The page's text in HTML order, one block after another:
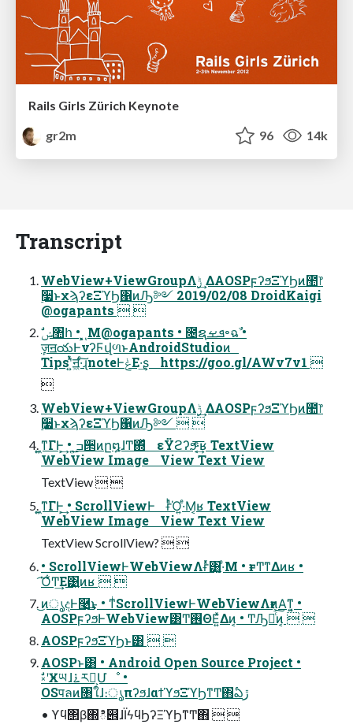
Rails Girls Zürich Keynote
gr2m
96 14k
Transcript
WebView+ViewGroupΛ࣮ݱ ͢ΔAOSPϝʔϧΞϓϦͷ಺෦
࣮૷ͱχϡʔεΞϓϦ΁ͷԠ༻ 2019/02/08 DroidKaigi
@ogapants  
ٕज़ॻయͰνʔϜվળͱAndroidStudioͷ
Tipsʹ͍ͭͯॻ͖·ͨ͠ɻnoteͰݟΕ·͢ʂ https://goo.gl/AWv7v1 

WebView+ViewGroupΛ࣮ݱ ͢ΔAOSPϝʔϧΞϓϦͷ಺෦
࣮૷ͱχϡʔεΞϓϦ΁ͷԠ༻  
͍͖ͳΓͰ͕͢ • ͜͏͍͏ߏ੒ͷը໘ɺͲ͏΍ͬͯ εΫϩʔϧͤ͞·͔͢ʁ TextView
WebView Image View Text View
TextView  
͍͖ͳΓͰ͕͢ • ScrollViewͰ ғͬͪΌ͍·ͤΜ͔ʁ TextView
WebView Image View Text View
TextView ScrollView?  
• ScrollViewͰWebViewΛғͬͯ͸͍͚·ͤΜ • ғ͏ͱͲ͏ͳΔͷʁ •
͡Ό͋Ͳ͏͢Ε͹͍͍ͷʁ  
͜ͷൃදͰ࿩͢͜ͱ • ͳͥScrollViewͰWebViewΛғ͏ͷ͕Α͘ͳ͍͔ •
AOSPϝʔϧͰWebView͸Ͳ͏࢖ΘΕ͍ͯΔͷ͔ • Ͳ͏Ԡ༻ͨ͠ͷ͔  
AOSPϝʔϧΞϓϦͱ͸  
AOSPͱ͸ • Android Open Source Project •
ࣗ༝ʹӾཡɺ࠶ར༻͕Մೳ •
OSपลͷ৘ใɺ։ൃπʔϧɺαϯϓϧΞϓϦͳͲ΋ఏڙ
• ϒϥ΢β΍ి୎ɺΪϟϥϦʔΞϓϦͳͲ΋  